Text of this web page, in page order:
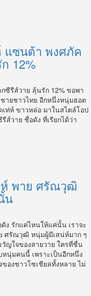
แซนต้า พงศภัค
12%
ซีรีส์วาย ลุ้นรัก 12% ขอพา
ายชาวไทย อีกหนึ่งหนุ่มฮอต
ท่ห์ ขาวหล่อ มาในสไตล์โอป
ส์วาย ชื่อดัง ที่เรียกได้ว่า
ห์ พาย ศรัณวุฒิ
น
รักแค่ไหนให้แค่นั้น เราจะ
ศรัณวุฒิ หนุ่มผู้มีเสน่ห์มาก ๆ
วัญใจของสายวาย ใครที่ชื่น
นุ่มคนนี้ เพราะเป็นอีกหนึ่ง
องชาวโซเชียลทั้งหลาย ไม่